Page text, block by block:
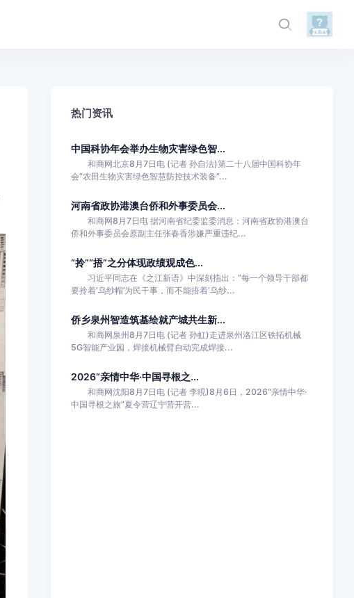
热门资讯
中国科协年会举办生物灾害绿色智...
和商网北京8月7日电 (记者 孙自法)第二十八届中国科协年
会“农田生物灾害绿色智慧防控技术装备”...
河南省政协港澳台侨和外事委员会...
和商网8月7日电 据河南省纪委监委消息：河南省政协港澳台
侨和外事委员会原副主任张春香涉嫌严重违纪...
“拎”“捂”之分体现政绩观成色...
习近平同志在《之江新语》中深刻指出：“每一个领导干部都
要拎着‘乌纱帽’为民干事，而不能捂着‘乌纱...
侨乡泉州智造筑基绘就产城共生新...
和商网泉州8月7日电 (记者 孙虹)走进泉州洛江区铁拓机械
5G智能产业园，焊接机械臂自动完成焊接...
2026“亲情中华·中国寻根之...
和商网沈阳8月7日电 (记者 李晛)8月6日，2026“亲情中华·
中国寻根之旅”夏令营辽宁营开营...